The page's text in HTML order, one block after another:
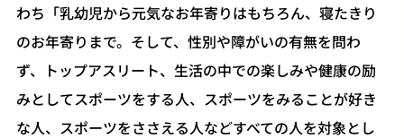
わち「乳幼児から元気なお年寄りはもちろん、寝たきり
のお年寄りまで。そして、性別や障がいの有無を問わ
ず、トップアスリート、生活の中での楽しみや健康の励
みとしてスポーツをする人、スポーツをみることが好き
な人、スポーツをささえる人などすべての人を対象とし